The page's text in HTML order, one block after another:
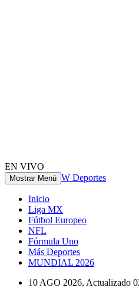
EN VIVO
Mostrar Menú W Deportes
Inicio
Liga MX
Fútbol Europeo
NFL
Fórmula Uno
Más Deportes
MUNDIAL 2026
10 AGO 2026, Actualizado